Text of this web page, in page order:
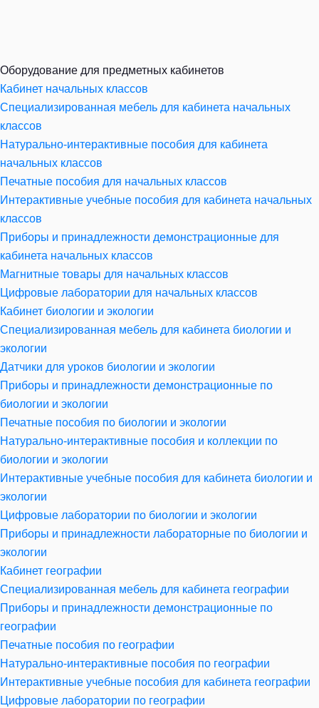
Оборудование для предметных кабинетов
Кабинет начальных классов
Специализированная мебель для кабинета начальных
классов
Натурально-интерактивные пособия для кабинета
начальных классов
Печатные пособия для начальных классов
Интерактивные учебные пособия для кабинета начальных
классов
Приборы и принадлежности демонстрационные для
кабинета начальных классов
Магнитные товары для начальных классов
Цифровые лаборатории для начальных классов
Кабинет биологии и экологии
Специализированная мебель для кабинета биологии и
экологии
Датчики для уроков биологии и экологии
Приборы и принадлежности демонстрационные по
биологии и экологии
Печатные пособия по биологии и экологии
Натурально-интерактивные пособия и коллекции по
биологии и экологии
Интерактивные учебные пособия для кабинета биологии и
экологии
Цифровые лаборатории по биологии и экологии
Приборы и принадлежности лабораторные по биологии и
экологии
Кабинет географии
Специализированная мебель для кабинета географии
Приборы и принадлежности демонстрационные по
географии
Печатные пособия по географии
Натурально-интерактивные пособия по географии
Интерактивные учебные пособия для кабинета географии
Цифровые лаборатории по географии